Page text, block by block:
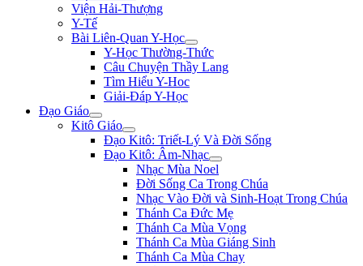
Viện Hải-Thượng
Y-Tế
Bài Liên-Quan Y-Học
Y-Học Thường-Thức
Câu Chuyện Thầy Lang
Tìm Hiểu Y-Hoc
Giải-Đáp Y-Học
Đạo Giáo
Kitô Giáo
Đạo Kitô: Triết-Lý Và Đời Sống
Đạo Kitô: Âm-Nhạc
Nhạc Mùa Noel
Đời Sống Ca Trong Chúa
Nhạc Vào Đời và Sinh-Hoạt Trong Chúa
Thánh Ca Đức Mẹ
Thánh Ca Mùa Vọng
Thánh Ca Mùa Giáng Sinh
Thánh Ca Mùa Chay